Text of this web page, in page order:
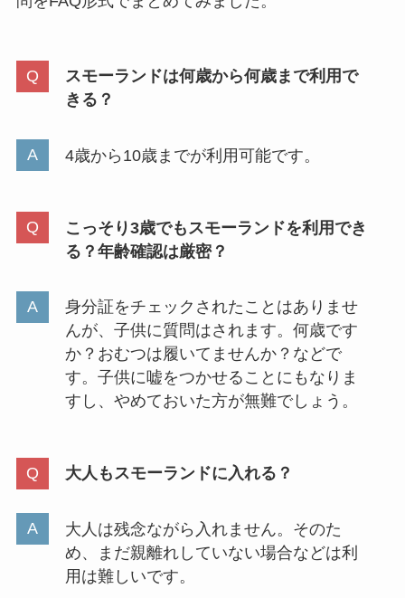
スモーランドは何歳から何歳まで利用で
きる？
4歳から10歳までが利用可能です。
こっそり3歳でもスモーランドを利用でき
る？年齢確認は厳密？
身分証をチェックされたことはありませ
んが、子供に質問はされます。何歳です
か？おむつは履いてませんか？などで
す。子供に嘘をつかせることにもなりま
すし、やめておいた方が無難でしょう。
大人もスモーランドに入れる？
大人は残念ながら入れません。そのた
め、まだ親離れしていない場合などは利
用は難しいです。